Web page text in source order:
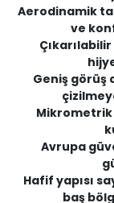
Aerodinamik
ve
Geniş görüş
Mikrometrik
Avrupa
Hafif yapısı
baş